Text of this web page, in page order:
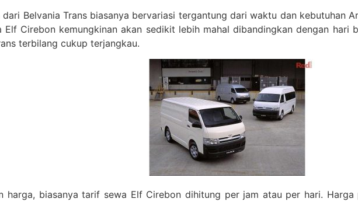
Belvania Trans biasanya bervariasi tergantung dari waktu dan kebutuhan
Elf Cirebon kemungkinan akan sedikit lebih mahal dibandingkan dengan hari
terbilang cukup terjangkau.
harga, biasanya tarif sewa Elf Cirebon dihitung per jam atau per hari.